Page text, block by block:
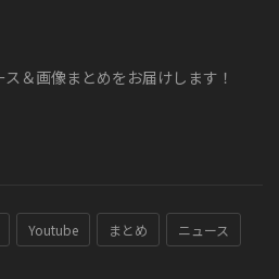
＆画像まとめをお届けします！
Youtube まとめ ニュース